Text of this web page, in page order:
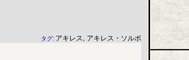
タグ: アキレス, アキレス・ソルボ